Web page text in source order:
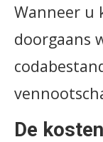
Wanneer u
doorgaans
De